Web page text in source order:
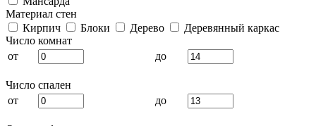
Материал стен
Кирпич
Блоки Дерево
Деревянный каркас
Число комнат
от
до
Число спален
от
до